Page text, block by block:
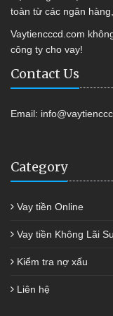
toàn từ các ngân
Vaytiencccd.com
công ty cho vay!
Contact Us
Email:
Category
Vay tiền Online
Vay tiền Không Lãi
Kiểm tra nợ xấu
Liên hệ